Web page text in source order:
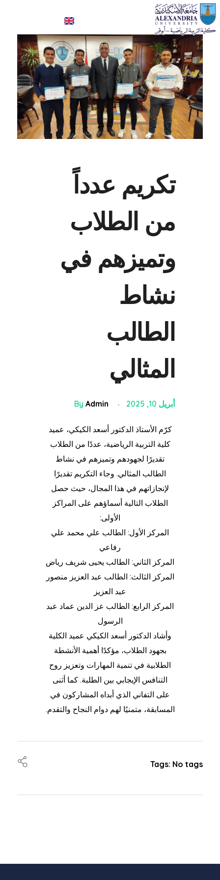
كلية علوم الرياضة- ابوقير
تكريم عدداً
من الطلاب
وتميزهم في
نشاط
الطالب
المثالي
أبريل 10, 2025 By Admin
كرّم الأستاذ الدكتور أسعد الكيكي، عميد
كلية التربية الرياضية، عددًا من الطلاب
تقديرًا لجهودهم وتميزهم في نشاط
الطالب المثالي. وجاء التكريم تقديرًا
لإنجازاتهم في هذا المجال، حيث حصل
الطلاب التالية أسماؤهم على المراكز
الأولى:
المركز الأول: الطالب علي محمد علي
رفاعي
المركز الثاني: الطالب يحيى شريف رياض
المركز الثالث: الطالب عبد العزيز منصور
عبد العزيز
المركز الرابع: الطالب عز الدين عماد عبد
الرسول
وأشاد الدكتور أسعد الكيكي عميد الكلية
بجهود الطلاب، مؤكدًا أهمية الأنشطة
الطلابية في تنمية المهارات وتعزيز روح
التنافس الإيجابي بين الطلبة. كما أثنى
على التفاني الذي أبداه المشاركون في
المسابقة، متمنيًا لهم دوام النجاح والتقدم.
Tags: No tags